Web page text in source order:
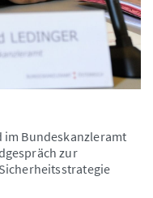
im Bundeskanzleramt
zur